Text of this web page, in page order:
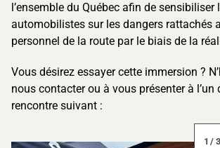
l’ensemble du Québec afin de sensibiliser
automobilistes sur les dangers rattachés
personnel de la route par le biais de la
Vous désirez essayer cette immersion ?
nous contacter ou à vous présenter à l’un
rencontre suivant :
1 / 3